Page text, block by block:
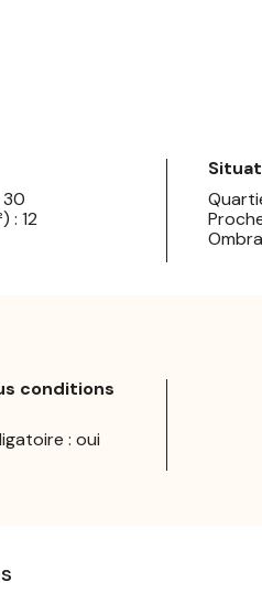
30
: 12
conditions
: oui